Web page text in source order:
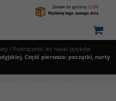
/ Podręczniki do nauki języków
Część pierwsza: początki, nurty